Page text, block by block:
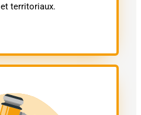
territoriaux.